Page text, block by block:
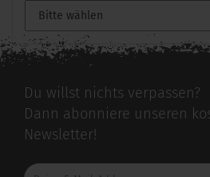
Du willst nichts verpassen?
Dann abonniere unseren
Newsletter!
Deine